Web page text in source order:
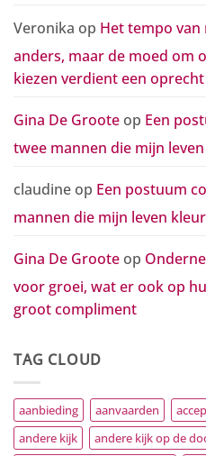
Veronika op Het tempo
anders, maar de moed om
kiezen verdient een
Gina De Groote op Een
twee mannen die mijn
claudine op Een postuum
mannen die mijn leven
Gina De Groote op
voor groei, wat er ook op
groot compliment
TAG CLOUD
aanbieding aanvaarden
andere kijk
andere kijk op de